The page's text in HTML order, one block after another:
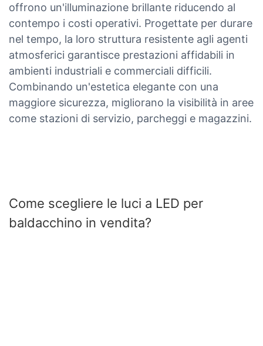
offrono un'illuminazione brillante riducendo al
contempo i costi operativi. Progettate per durare
nel tempo, la loro struttura resistente agli agenti
atmosferici garantisce prestazioni affidabili in
ambienti industriali e commerciali difficili.
Combinando un'estetica elegante con una
maggiore sicurezza, migliorano la visibilità in aree
come stazioni di servizio, parcheggi e magazzini.
Come scegliere le luci a LED per
baldacchino in vendita?